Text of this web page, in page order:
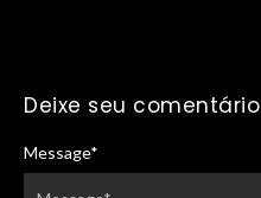
Deixe seu comentário
Message*